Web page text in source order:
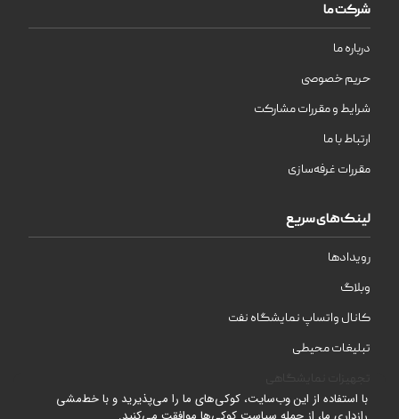
شرکت ما
درباره ما
حریم خصوصی
شرایط و مقررات مشارکت
ارتباط با ما
مقررات غرفه‌سازی
لینک‌های سریع
رویدادها
وبلاگ
کانال واتساپ نمایشگاه نفت
تبلیغات محیطی
با استفاده از این وب‌سایت، کوکی‌های ما را می‌پذیرید و با خط‌مشی